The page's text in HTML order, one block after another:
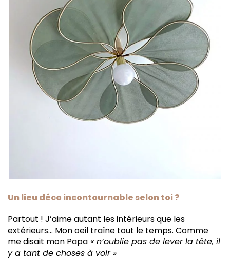
Un lieu déco incontournable selon toi ?
Partout ! J’aime autant les intérieurs que les
extérieurs… Mon oeil traîne tout le temps. Comme
me disait mon Papa « n’oublie pas de lever la tête, il
y a tant de choses à voir »